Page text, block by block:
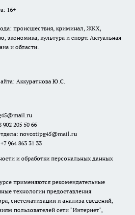
16+
происшествия, криминал, ЖКХ,
экономика, культура и спорт. Актуальная
и области.
Аккуратнова Ю.С.
205 50 66
novostipg45@mail.ru
964 863 31 33
и обработки персональных данных
применяются рекомендательные
технологии предоставления
систематизации и анализа сведений,
пользователей сети "Интернет",